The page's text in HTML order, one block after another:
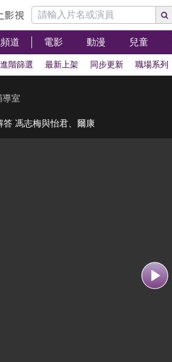
道 電影 動漫 兒童
進階篩選 最新上架 同步更新 職場系列
導室
答 馮志梅與怡君、爾康